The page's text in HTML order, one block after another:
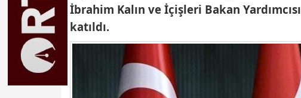
İbrahim Kalın ve İçişleri Bakan
katıldı.